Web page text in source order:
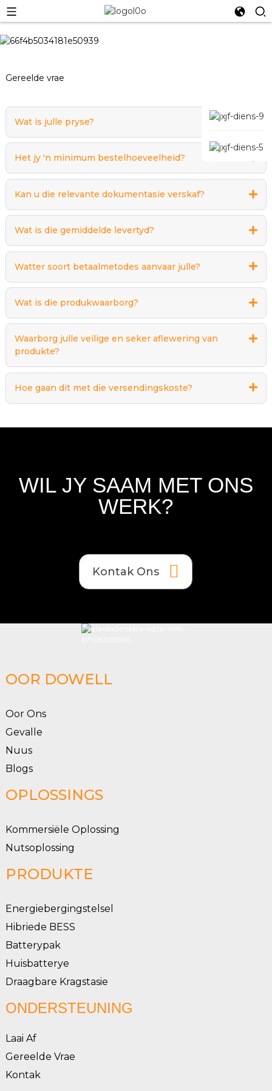
Gereelde vrae
Wat is julle pryse?
Het jy 'n minimum bestelhoeveelheid?
Kan u die relevante dokumentasie verskaf?
Wat is die gemiddelde levertyd?
Watter soort betaalmetodes aanvaar julle?
Wat is die produkwaarborg?
Waarborg julle veilige en seker aflewering van
produkte?
Hoe gaan dit met die versendingskoste?
WIL JY SAAM MET ONS
WERK?
Kontak Ons
OOR DOWELL
Oor Ons
Gevalle
Nuus
Blogs
OPLOSSINGS
Kommersiële Oplossing
Nutsoplossing
PRODUKTE
Energiebergingstelsel
Hibriede BESS
Batterypak
Huisbatterye
Draagbare Kragstasie
ONDERSTEUNING
Laai Af
Gereelde Vrae
Kontak